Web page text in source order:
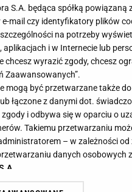
S.A. będąca spółką
e-mail czy identyfikatory plików
na potrzeby
i w Internecie lub
chcesz wyrazić zgody, chcesz
Zaawansowanych”.
mogą być przetwarzane także
łączone z danymi dot.
i odbywa się w oparciu o
Takiemu przetwarzaniu
– w zależności
danych osobowych